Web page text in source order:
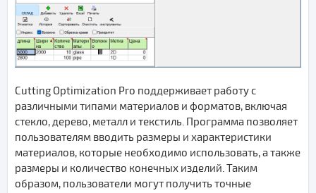
Cutting Optimization Pro поддерживает работу с
различными типами материалов и форматов, включая
стекло, дерево, металл и текстиль. Программа позволяет
пользователям вводить размеры и характеристики
материалов, которые необходимо использовать, а также
размеры и количество конечных изделий. Таким
образом, пользователи могут получить точные